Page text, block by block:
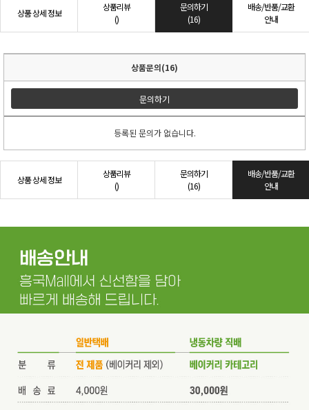
상품 상세 정보
상품리뷰
()
문의하기
(16)
배송/반품/교환
안내
상품문의(16)
문의하기
등록된 문의가 없습니다.
상품 상세 정보
상품리뷰
()
문의하기
(16)
배송/반품/교환
안내